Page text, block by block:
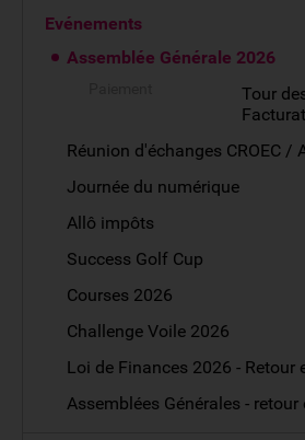
Evénements
Assemblée Générale 2026
Tour
Réunion d'échanges CROEC /
Journée du numérique
Allô impôts
Success Golf Cup
Courses 2026
Challenge Voile 2026
Loi de Finances 2026 - Retour
Assemblées Générales - retour